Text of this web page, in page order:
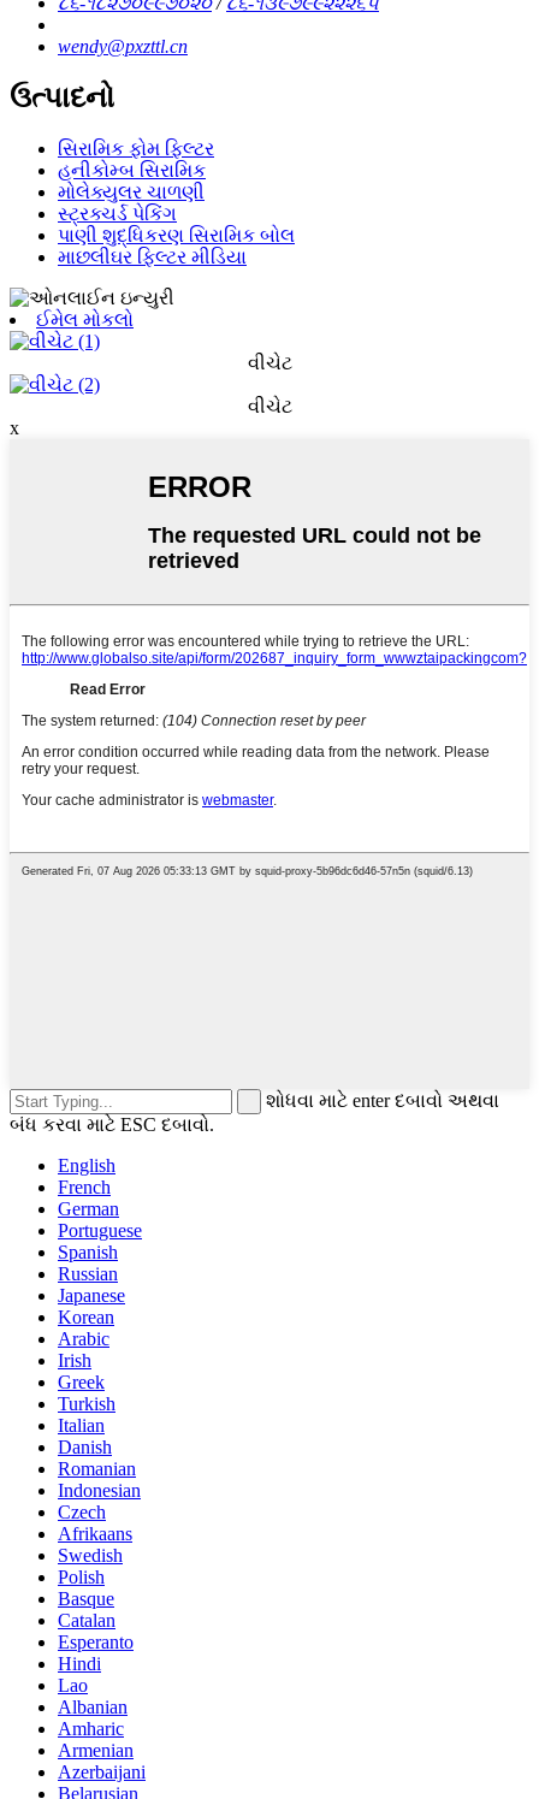
wendy@pxzttl.cn
ઉત્પાદનો
સિરામિક ફોમ ફિલ્ટર
હનીકોમ્બ સિરામિક
મોલેક્યુલર ચાળણી
સ્ટ્રક્ચર્ડ પેકિંગ
પાણી શુદ્ધિકરણ સિરામિક બોલ
માછલીઘર ફિલ્ટર મીડિયા
ઈમેલ મોકલો
વીચેટ
વીચેટ
x
શોધવા માટે enter દબાવો અથવા
બંધ કરવા માટે ESC દબાવો.
English
French
German
Portuguese
Spanish
Russian
Japanese
Korean
Arabic
Irish
Greek
Turkish
Italian
Danish
Romanian
Indonesian
Czech
Afrikaans
Swedish
Polish
Basque
Catalan
Esperanto
Hindi
Lao
Albanian
Amharic
Armenian
Azerbaijani
Belarusian